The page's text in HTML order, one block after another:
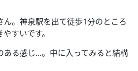
。 神泉駅を出て徒歩1分のところ
すいです。
ある感じ…。中に入ってみると結構